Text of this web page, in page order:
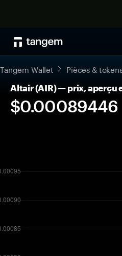
Tangem Wallet Pièces &
Altair (AIR) — prix, aperçu
$0.00089446